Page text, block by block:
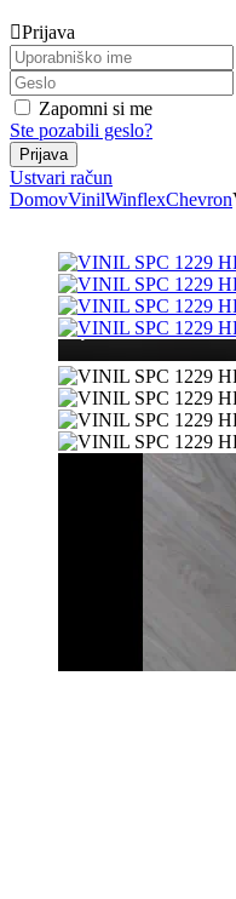
Prijava
Zapomni si me
Ste pozabili geslo?
Ustvari račun
DomovVinilWinflexChevron